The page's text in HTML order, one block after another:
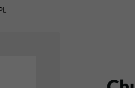
sleutelkluis